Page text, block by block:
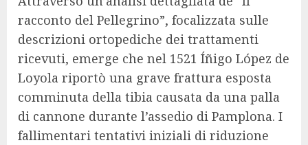
racconto del Pellegrino”, focalizzata sulle
descrizioni ortopediche dei trattamenti
ricevuti, emerge che nel 1521 Íñigo López de
Loyola riportò una grave frattura esposta
comminuta della tibia causata da una palla
di cannone durante l’assedio di Pamplona. I
fallimentari tentativi iniziali di riduzione